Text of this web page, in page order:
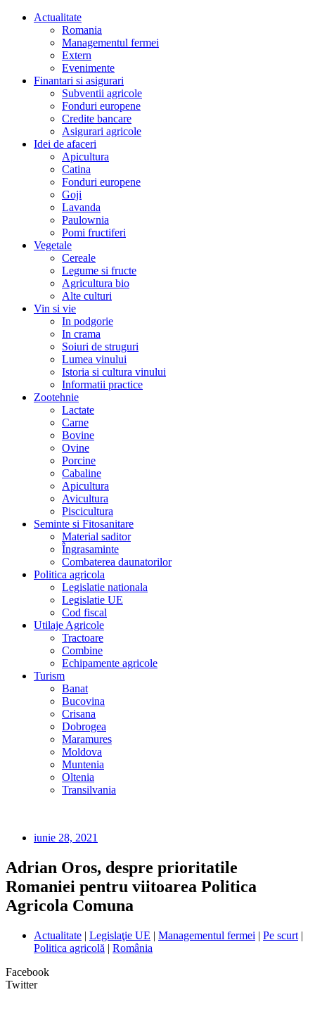
Actualitate
Romania
Managementul fermei
Extern
Evenimente
Finantari si asigurari
Subventii agricole
Fonduri europene
Credite bancare
Asigurari agricole
Idei de afaceri
Apicultura
Catina
Fonduri europene
Goji
Lavanda
Paulownia
Pomi fructiferi
Vegetale
Cereale
Legume si fructe
Agricultura bio
Alte culturi
Vin si vie
In podgorie
In crama
Soiuri de struguri
Lumea vinului
Istoria si cultura vinului
Informatii practice
Zootehnie
Lactate
Carne
Bovine
Ovine
Porcine
Cabaline
Apicultura
Avicultura
Piscicultura
Seminte si Fitosanitare
Material saditor
Îngrasaminte
Combaterea daunatorilor
Politica agricola
Legislatie nationala
Legislatie UE
Cod fiscal
Utilaje Agricole
Tractoare
Combine
Echipamente agricole
Turism
Banat
Bucovina
Crisana
Dobrogea
Maramures
Moldova
Muntenia
Oltenia
Transilvania
iunie 28, 2021
Adrian Oros, despre prioritatile
Romaniei pentru viitoarea Politica
Agricola Comuna
Actualitate | Legislaţie UE | Managementul fermei | Pe scurt |
Politica agricolă | România
Facebook
Twitter